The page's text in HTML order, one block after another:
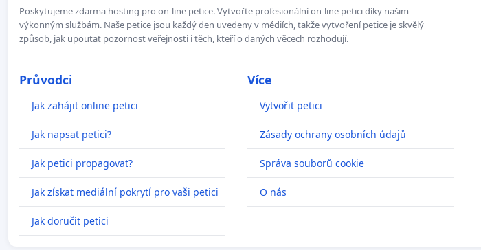
Poskytujeme zdarma hosting pro on-line petice. Vytvořte profesionální on-line petici díky našim
výkonným službám. Naše petice jsou každý den uvedeny v médiích, takže vytvoření petice je skvělý
způsob, jak upoutat pozornost veřejnosti i těch, kteří o daných věcech rozhodují.
Průvodci
Jak zahájit online petici
Jak napsat petici?
Jak petici propagovat?
Jak získat mediální pokrytí pro vaši petici
Jak doručit petici
Více
Vytvořit petici
Zásady ochrany osobních údajů
Správa souborů cookie
O nás